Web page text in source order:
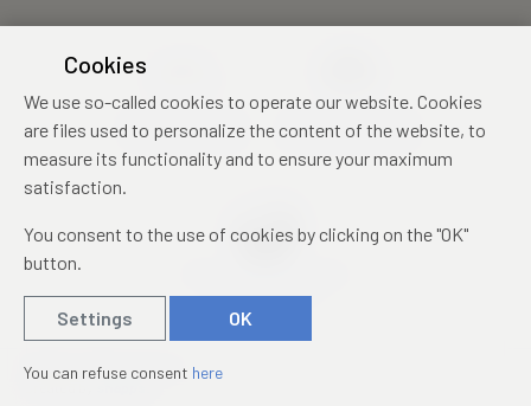
conference centre
konferenční centrum
© 2019 – 2026Academia
Cookies
We use so-called cookies to operate our website. Cookies
are files used to personalize the content of the website, to
measure its functionality and to ensure your maximum
satisfaction.
You consent to the use of cookies by clicking on the "OK"
button.
Settings OK
You can refuse consent here